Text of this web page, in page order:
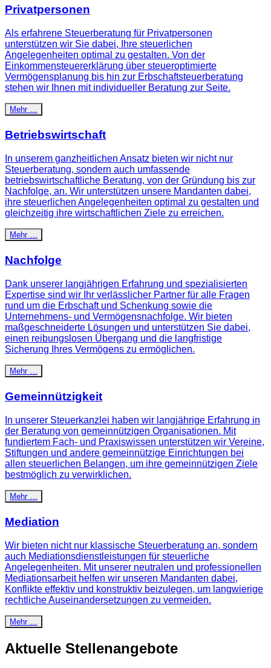
Privatpersonen
Als erfahrene Steuerberatung für Privatpersonen
unterstützen wir Sie dabei, Ihre steuerlichen
Angelegenheiten optimal zu gestalten. Von der
Einkommensteuererklärung über steueroptimierte
Vermögensplanung bis hin zur Erbschaftsteuerberatung
stehen wir Ihnen mit individueller Beratung zur Seite.
Mehr …
Betriebswirtschaft
In unserem ganzheitlichen Ansatz bieten wir nicht nur
Steuerberatung, sondern auch umfassende
betriebswirtschaftliche Beratung, von der Gründung bis zur
Nachfolge, an. Wir unterstützen unsere Mandanten dabei,
ihre steuerlichen Angelegenheiten optimal zu gestalten und
gleichzeitig ihre wirtschaftlichen Ziele zu erreichen.
Mehr …
Nachfolge
Dank unserer langjährigen Erfahrung und spezialisierten
Expertise sind wir Ihr verlässlicher Partner für alle Fragen
rund um die Erbschaft und Schenkung sowie die
Unternehmens- und Vermögensnachfolge. Wir bieten
maßgeschneiderte Lösungen und unterstützen Sie dabei,
einen reibungslosen Übergang und die langfristige
Sicherung Ihres Vermögens zu ermöglichen.
Mehr …
Gemeinnützigkeit
In unserer Steuerkanzlei haben wir langjährige Erfahrung in
der Beratung von gemeinnützigen Organisationen. Mit
fundiertem Fach- und Praxiswissen unterstützen wir Vereine,
Stiftungen und andere gemeinnützige Einrichtungen bei
allen steuerlichen Belangen, um ihre gemeinnützigen Ziele
bestmöglich zu verwirklichen.
Mehr …
Mediation
Wir bieten nicht nur klassische Steuerberatung an, sondern
auch Mediationsdienstleistungen für steuerliche
Angelegenheiten. Mit unserer neutralen und professionellen
Mediationsarbeit helfen wir unseren Mandanten dabei,
Konflikte effektiv und konstruktiv beizulegen, um langwierige
rechtliche Auseinandersetzungen zu vermeiden.
Mehr …
Aktuelle Stellenangebote